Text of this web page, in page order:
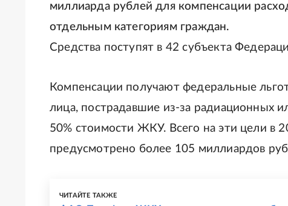
миллиарда рублей для компенсации
отдельным категориям граждан.
Средства поступят в 42 субъекта
Компенсации получают федеральные
лица, пострадавшие из-за радиационных
50% стоимости ЖКУ. Всего на эти цели в
предусмотрено более 105 миллиардов
ЧИТАЙТЕ ТАКЖЕ